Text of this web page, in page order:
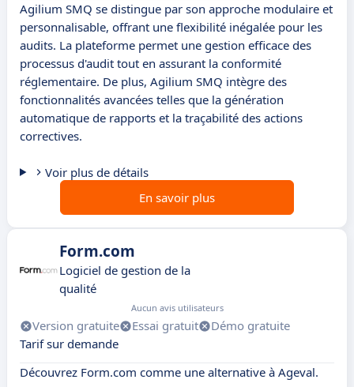
Agilium SMQ se distingue par son approche modulaire et
personnalisable, offrant une flexibilité inégalée pour les
audits. La plateforme permet une gestion efficace des
processus d'audit tout en assurant la conformité
réglementaire. De plus, Agilium SMQ intègre des
fonctionnalités avancées telles que la génération
automatique de rapports et la traçabilité des actions
correctives.
Voir plus de détails
En savoir plus
Form.com
Logiciel de gestion de la
qualité
Aucun avis utilisateurs
Version gratuite Essai gratuit
Démo gratuite
Tarif sur demande
Découvrez Form.com comme une alternative à Ageval.